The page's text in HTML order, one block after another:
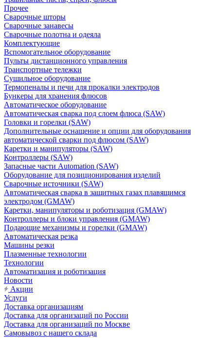
Прочее
Сварочные шторы
Сварочные занавесы
Сварочные полотна и одеяла
Комплектующие
Вспомогательное оборудование
Пульты дистанционного управления
Транспортные тележки
Сушильное оборудование
Термопеналы и печи для прокалки электродов
Бункеры для хранения флюсов
Автоматическое оборудование
Автоматическая сварка под слоем флюса (SAW)
Головки и горелки (SAW)
Дополнительные оснащение и опции для оборудования
автоматической сварки под флюсом (SAW)
Каретки и манипуляторы (SAW)
Контроллеры (SAW)
Запасные части Automation (SAW)
Оборудование для позиционирования изделий
Сварочные источники (SAW)
Автоматическая сварка в защитных газах плавящимся
электродом (GMAW)
Каретки, манипуляторы и роботизация (GMAW)
Контроллеры и блоки управления (GMAW)
Подающие механизмы и горелки (GMAW)
Автоматическая резка
Машины резки
Плазменные технологии
Технологии
Автоматизация и роботизация
Новости
Акции
Услуги
Доставка организациям
Доставка для организаций по России
Доставка для организаций по Москве
Самовывоз с нашего склада